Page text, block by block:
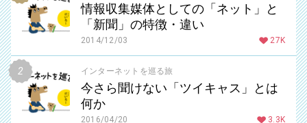
情報収集媒体としての「ネット」と
「新聞」の特徴・違い
2014/12/03 27K
インターネットを巡る旅
今さら聞けない「ツイキャス」とは
何か
2016/04/20 3.3K